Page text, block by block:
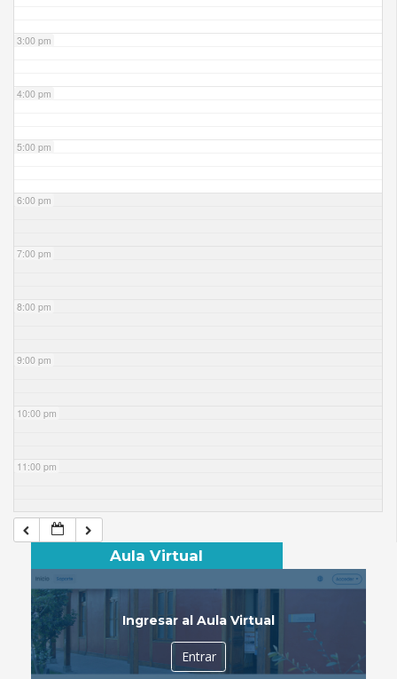
3:00 pm
4:00 pm
5:00 pm
6:00 pm
7:00 pm
8:00 pm
9:00 pm
10:00 pm
11:00 pm
Aula Virtual
Ingresar al Aula Virtual
Entrar